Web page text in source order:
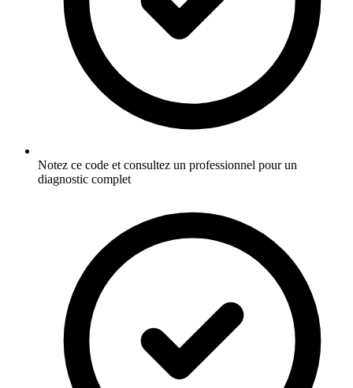
Notez ce code et consultez un professionnel pour un
diagnostic complet